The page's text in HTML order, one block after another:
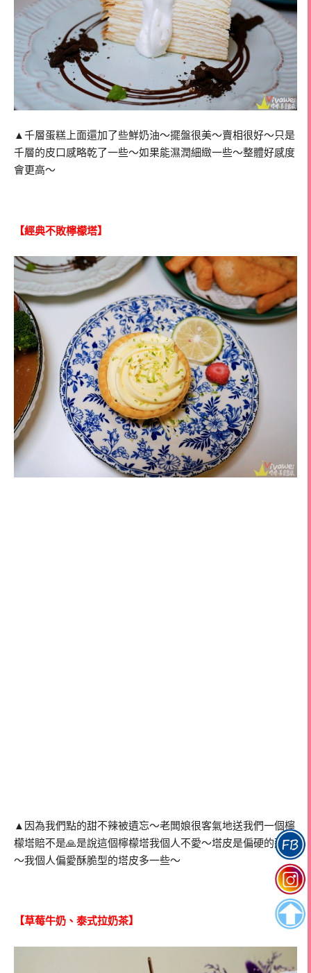
▲千層蛋糕上面還加了些鮮奶油～擺盤很美～賣相很好～只是
千層的皮口感略乾了一些～如果能濕潤細緻一些～整體好感度
會更高～
【經典不敗檸檬塔】
▲因為我們點的甜不辣被遺忘～老闆娘很客氣地送我們一個檸
檬塔賠不是🙏是說這個檸檬塔我個人不愛～塔皮是偏硬的那種
～我個人偏愛酥脆型的塔皮多一些～
【草莓牛奶、泰式拉奶茶】